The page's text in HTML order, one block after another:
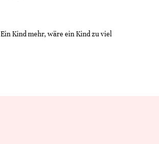
Ein Kind mehr, wäre ein Kind zu viel